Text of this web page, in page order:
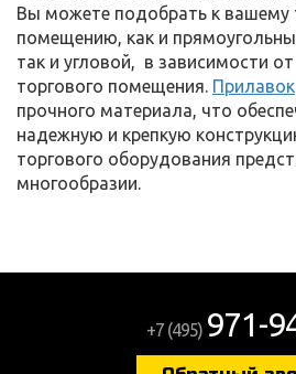
Вы можете подобрать к вашему
помещению, как и
так и угловой, в зависимости
торгового помещения. Прилавок
прочного материала, что
надежную и крепкую
торгового оборудования
многообразии.
+7 (495) 971-